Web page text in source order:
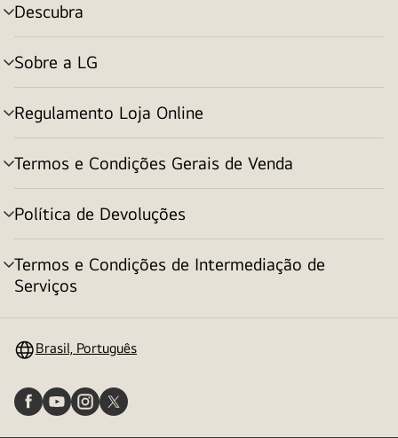
Descubra
alternar
menu
Sobre a LG
alternar
menu
Regulamento Loja Online
alternar
menu
Termos e Condições Gerais de Venda
alternar
menu
Política de Devoluções
alternar
menu
Termos e Condições de Intermediação de
Serviços
alternar
Brasil, Português